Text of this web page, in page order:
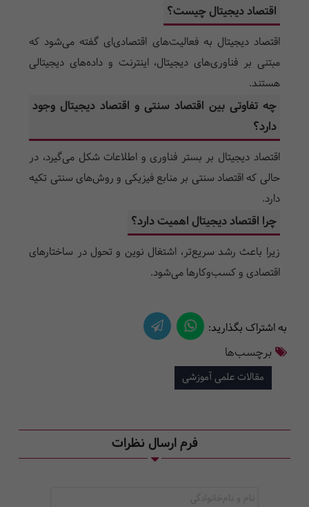
اقتصاد دیجیتال چیست؟
اقتصاد دیجیتال به فعالیت‌های اقتصادی‌ای گفته می‌شود که
مبتنی بر فناوری‌های دیجیتال، اینترنت و داده‌های دیجیتالی
هستند.
چه تفاوتی بین اقتصاد سنتی و اقتصاد دیجیتال وجود
دارد؟
اقتصاد دیجیتال بر بستر فناوری و اطلاعات شکل می‌گیرد، در
حالی که اقتصاد سنتی بر منابع فیزیکی و روش‌های سنتی تکیه
دارد.
چرا اقتصاد دیجیتال اهمیت دارد؟
زیرا باعث رشد سریع‌تر، اشتغال نوین و تحول در ساختارهای
اقتصادی و کسب‌وکارها می‌شود.
به اشتراک بگذارید:
برچسب‌ها
مقالات علمی آموزشی
فرم ارسال نظرات